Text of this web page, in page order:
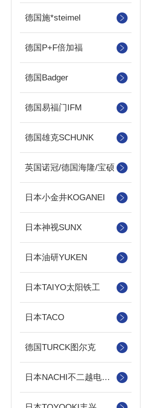
德国施*steimel
德国P+F倍加福
德国Badger
德国易福门IFM
德国雄克SCHUNK
英国诺冠/德国海隆/宝硕
日本小金井KOGANEI
日本神视SUNX
日本油研YUKEN
日本TAIYO太阳铁工
日本TACO
德国TURCK图尔克
日本NACHI不二越电磁阀/泵